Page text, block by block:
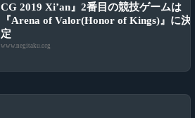
CG 2019 Xi’an』2番目の競技ゲームは
『Arena of Valor(Honor of Kings)』に決
定
www.negitaku.org